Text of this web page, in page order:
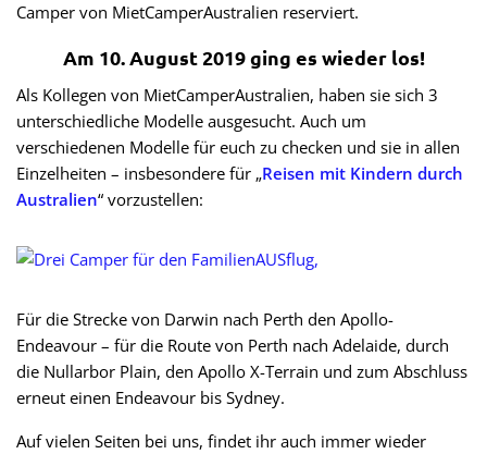
Camper von MietCamperAustralien reserviert.
Am 10. August 2019 ging es wieder los!
Als Kollegen von MietCamperAustralien, haben sie sich 3
unterschiedliche Modelle ausgesucht. Auch um
verschiedenen Modelle für euch zu checken und sie in allen
Einzelheiten – insbesondere für „Reisen mit Kindern durch
Australien“ vorzustellen:
Für die Strecke von Darwin nach Perth den Apollo-
Endeavour – für die Route von Perth nach Adelaide, durch
die Nullarbor Plain, den Apollo X-Terrain und zum Abschluss
erneut einen Endeavour bis Sydney.
Auf vielen Seiten bei uns, findet ihr auch immer wieder